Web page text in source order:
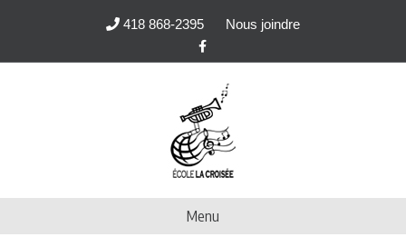
418 868-2395
Nous joindre
c
o
o
k
Menu